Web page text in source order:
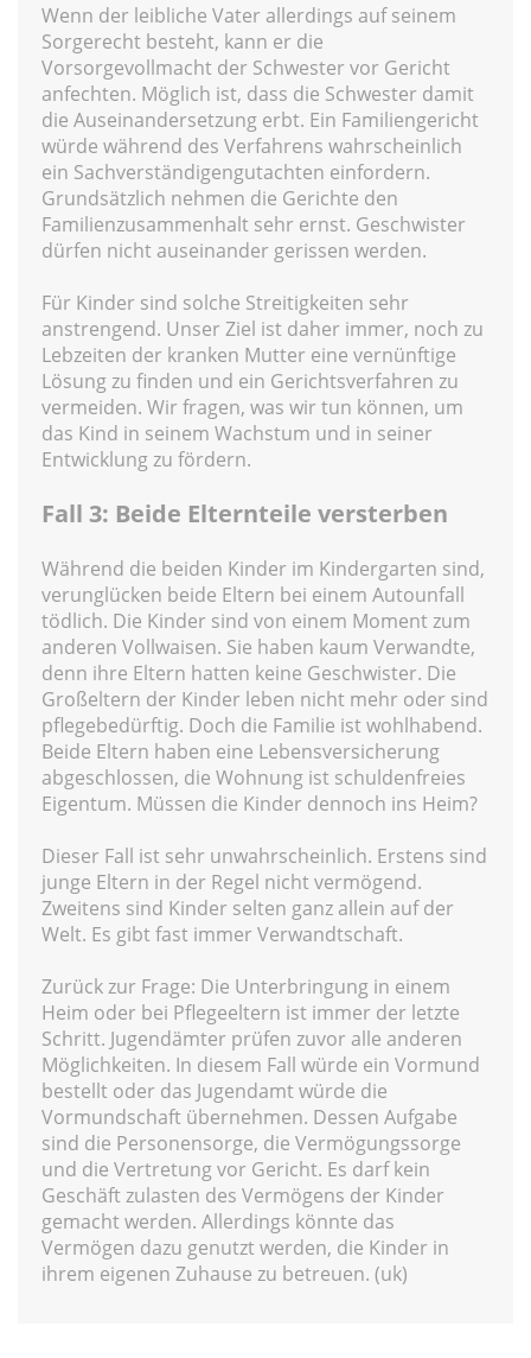
Wenn der leibliche Vater allerdings auf seinem
Sorgerecht besteht, kann er die
Vorsorgevollmacht der Schwester vor Gericht
anfechten. Möglich ist, dass die Schwester damit
die Auseinandersetzung erbt. Ein Familiengericht
würde während des Verfahrens wahrscheinlich
ein Sachverständigengutachten einfordern.
Grundsätzlich nehmen die Gerichte den
Familienzusammenhalt sehr ernst. Geschwister
dürfen nicht auseinander gerissen werden.
Für Kinder sind solche Streitigkeiten sehr
anstrengend. Unser Ziel ist daher immer, noch zu
Lebzeiten der kranken Mutter eine vernünftige
Lösung zu finden und ein Gerichtsverfahren zu
vermeiden. Wir fragen, was wir tun können, um
das Kind in seinem Wachstum und in seiner
Entwicklung zu fördern.
Fall 3: Beide Elternteile versterben
Während die beiden Kinder im Kindergarten sind,
verunglücken beide Eltern bei einem Autounfall
tödlich. Die Kinder sind von einem Moment zum
anderen Vollwaisen. Sie haben kaum Verwandte,
denn ihre Eltern hatten keine Geschwister. Die
Großeltern der Kinder leben nicht mehr oder sind
pflegebedürftig. Doch die Familie ist wohlhabend.
Beide Eltern haben eine Lebensversicherung
abgeschlossen, die Wohnung ist schuldenfreies
Eigentum. Müssen die Kinder dennoch ins Heim?
Dieser Fall ist sehr unwahrscheinlich. Erstens sind
junge Eltern in der Regel nicht vermögend.
Zweitens sind Kinder selten ganz allein auf der
Welt. Es gibt fast immer Verwandtschaft.
Zurück zur Frage: Die Unterbringung in einem
Heim oder bei Pflegeeltern ist immer der letzte
Schritt. Jugendämter prüfen zuvor alle anderen
Möglichkeiten. In diesem Fall würde ein Vormund
bestellt oder das Jugendamt würde die
Vormundschaft übernehmen. Dessen Aufgabe
sind die Personensorge, die Vermögungssorge
und die Vertretung vor Gericht. Es darf kein
Geschäft zulasten des Vermögens der Kinder
gemacht werden. Allerdings könnte das
Vermögen dazu genutzt werden, die Kinder in
ihrem eigenen Zuhause zu betreuen. (uk)